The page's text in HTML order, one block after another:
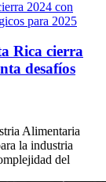
Rica cierra
desafíos
Alimentaria
la industria
del